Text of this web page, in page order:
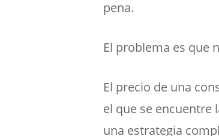
pena.
El problema es que
El precio de una
el que se encuentre
una estrategia